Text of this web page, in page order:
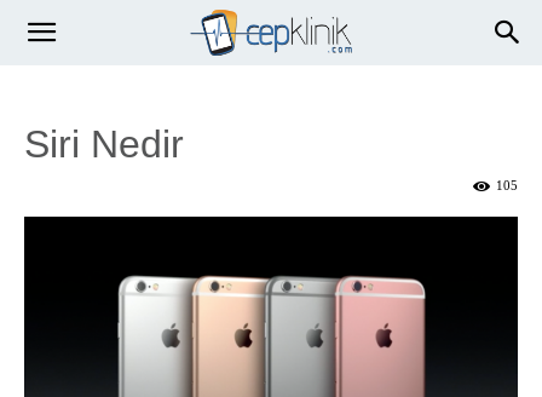
Siri Nedir
105